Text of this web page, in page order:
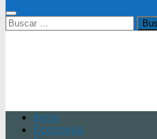
Buscar:
Inicio
Economía